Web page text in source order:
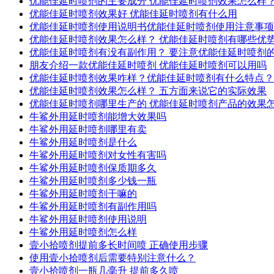
优能佳延时喷剂效果好 优能佳延时喷剂有什么用
优能佳延时喷剂使用说明书优能佳延时喷剂使用注意事项
优能佳延时喷剂效果怎么样？ 优能佳延时喷剂有哪些优
优能佳延时喷剂有没有副作用？ 要注意优能佳延时喷剂
朋友介绍一款优能佳延时喷剂 优能佳延时喷剂可以用吗
优能佳延时喷剂效果咋样？优能佳延时喷剂有什么特点？
优能佳延时喷剂效果怎么样？ 五方面来说它的实际效果
优能佳延时喷剂哪里生产的 优能佳延时喷剂产品的效果
牛鲨外用延时喷剂能增大效果吗
牛鲨外用延时喷剂哪里有卖
牛鲨外用延时喷剂是什么
牛鲨外用延时喷剂对女性有害吗
牛鲨外用延时喷剂保质期多久
牛鲨外用延时喷剂多少钱一瓶
牛鲨外用延时喷剂干嘛的
牛鲨外用延时喷剂有副作用吗
牛鲨外用延时喷剂使用说明
牛鲨外用延时喷剂怎么样
壹小拾喷剂提前多长时间喷 正确使用步骤
使用壹小拾喷剂后需要特别注意什么？
壹小拾喷剂一瓶几毫升 提前多久喷